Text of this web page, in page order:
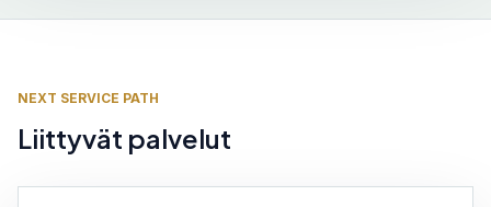
NEXT SERVICE PATH
Liittyvät palvelut